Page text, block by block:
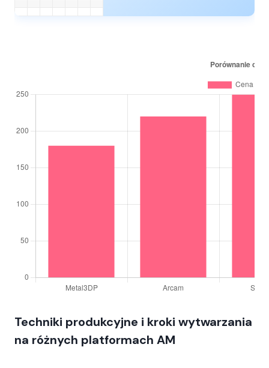
Techniki produkcyjne i kroki wytwarzania
na różnych platformach AM